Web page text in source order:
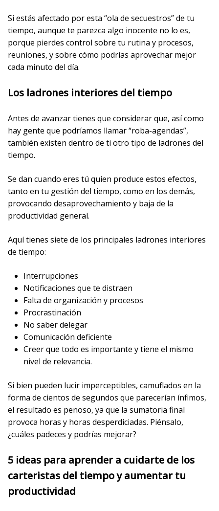
Si estás afectado por esta “ola de secuestros” de tu
tiempo, aunque te parezca algo inocente no lo es,
porque pierdes control sobre tu rutina y procesos,
reuniones, y sobre cómo podrías aprovechar mejor
cada minuto del día.
Los ladrones interiores del tiempo
Antes de avanzar tienes que considerar que, así como
hay gente que podríamos llamar “roba-agendas”,
también existen dentro de ti otro tipo de ladrones del
tiempo.
Se dan cuando eres tú quien produce estos efectos,
tanto en tu gestión del tiempo, como en los demás,
provocando desaprovechamiento y baja de la
productividad general.
Aquí tienes siete de los principales ladrones interiores
de tiempo:
Interrupciones
Notificaciones que te distraen
Falta de organización y procesos
Procrastinación
No saber delegar
Comunicación deficiente
Creer que todo es importante y tiene el mismo
nivel de relevancia.
Si bien pueden lucir imperceptibles, camuflados en la
forma de cientos de segundos que parecerían ínfimos,
el resultado es penoso, ya que la sumatoria final
provoca horas y horas desperdiciadas. Piénsalo,
¿cuáles padeces y podrías mejorar?
5 ideas para aprender a cuidarte de los
carteristas del tiempo y aumentar tu
productividad